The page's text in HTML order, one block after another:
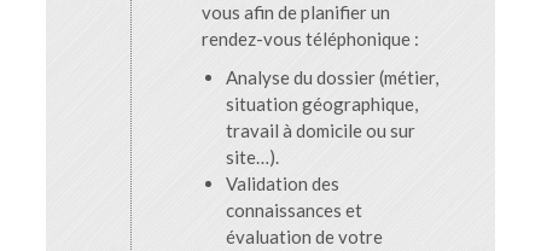
vous afin de planifier un
rendez-vous téléphonique :
Analyse du dossier (métier,
situation géographique,
travail à domicile ou sur
site…).
Validation des
connaissances et
évaluation de votre